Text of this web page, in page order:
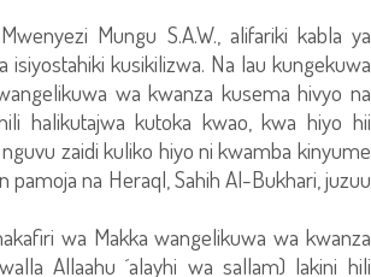
Mungu S.A.W., alifariki kabla ya
kusikilizwa. Na lau kungekuwa
wa kwanza kusema hivyo na
halikutajwa kutoka kwao, kwa hiyo hii
zaidi kuliko hiyo ni kwamba kinyume
na Heraql, Sahih Al-Bukhari, juzuu
wa Makka wangelikuwa wa kwanza
Allaahu ´alayhi wa sallam) lakini hili